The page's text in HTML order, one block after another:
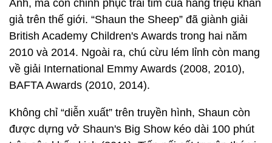
Anh, mà còn chinh phục trái tim của hàng triệu khán
giả trên thế giới. “Shaun the Sheep” đã giành giải
British Academy Children's Awards trong hai năm
2010 và 2014. Ngoài ra, chú cừu lém lỉnh còn mang
về giải International Emmy Awards (2008, 2010),
BAFTA Awards (2010, 2014).
Không chỉ “diễn xuất” trên truyền hình, Shaun còn
được dựng vở Shaun's Big Show kéo dài 100 phút